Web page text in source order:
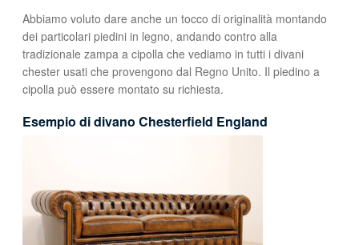
Abbiamo voluto dare anche un tocco di originalità montando
dei particolari piedini in legno, andando contro alla
tradizionale zampa a cipolla che vediamo in tutti i divani
chester usati che provengono dal Regno Unito. Il piedino a
cipolla può essere montato su richiesta.
Esempio di divano Chesterfield England